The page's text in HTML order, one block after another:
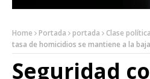
Home Portada portada Clase política
tasa de homicidios se mantiene a la baja
Seguridad